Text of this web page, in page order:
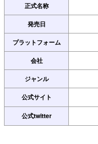
正式名称
発売日
プラットフォーム
会社
ジャンル
公式サイト
公式twitter